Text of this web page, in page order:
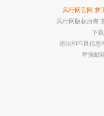
风行网官网 梦
风行网版权所有
下
违法和不良信息
举报邮